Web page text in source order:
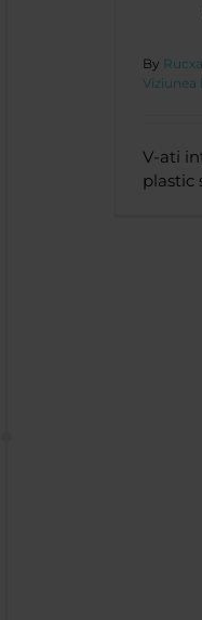
By
Viziunea
V-ati
plastic